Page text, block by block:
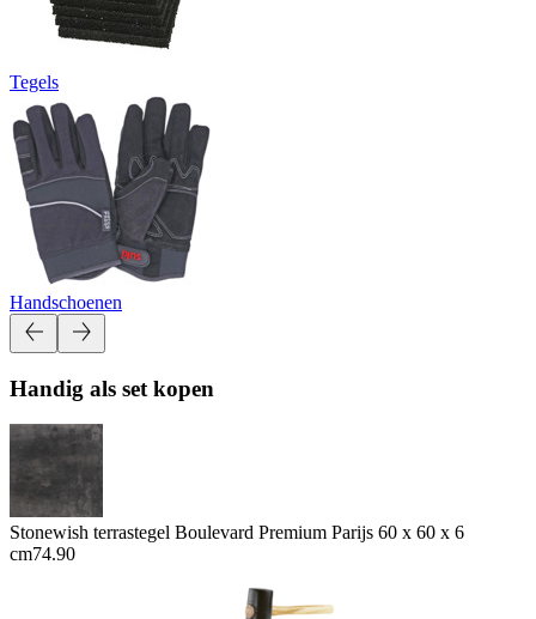
Tegels
Handschoenen
Handig als set kopen
Stonewish terrastegel Boulevard Premium Parijs 60 x 60 x 6
cm74.90